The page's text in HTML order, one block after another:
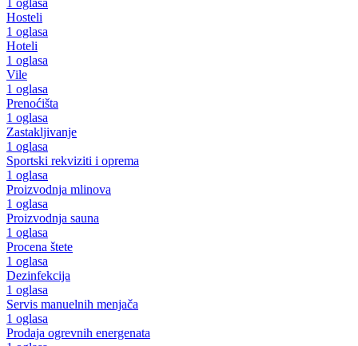
1 oglasa
Hosteli
1 oglasa
Hoteli
1 oglasa
Vile
1 oglasa
Prenoćišta
1 oglasa
Zastakljivanje
1 oglasa
Sportski rekviziti i oprema
1 oglasa
Proizvodnja mlinova
1 oglasa
Proizvodnja sauna
1 oglasa
Procena štete
1 oglasa
Dezinfekcija
1 oglasa
Servis manuelnih menjača
1 oglasa
Prodaja ogrevnih energenata